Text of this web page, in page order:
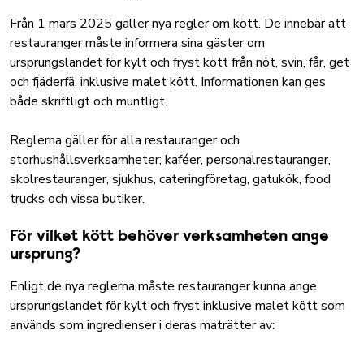
Från 1 mars 2025 gäller nya regler om kött. De innebär att
restauranger måste informera sina gäster om
ursprungslandet för kylt och fryst kött från nöt, svin, får, get
och fjäderfä, inklusive malet kött. Informationen kan ges
både skriftligt och muntligt.
Reglerna gäller för alla restauranger och
storhushållsverksamheter; kaféer, personalrestauranger,
skolrestauranger, sjukhus, cateringföretag, gatukök, food
trucks och vissa butiker.
För vilket kött behöver verksamheten ange
ursprung?
Enligt de nya reglerna måste restauranger kunna ange
ursprungslandet för kylt och fryst inklusive malet kött som
används som ingredienser i deras maträtter av: